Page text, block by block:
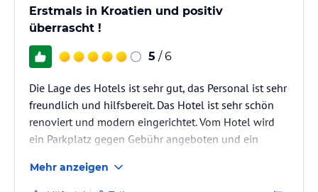
Erstmals in Kroatien und positiv
überrascht !
5 / 6
Die Lage des Hotels ist sehr gut, das Personal ist sehr
freundlich und hilfsbereit. Das Hotel ist sehr schön
renoviert und modern eingerichtet. Vom Hotel wird
ein Parkplatz gegen Gebühr angeboten und ein
Kilometer entfernt.) Beim Frühstücksbuffet sehe ich
Mehr anzeigen